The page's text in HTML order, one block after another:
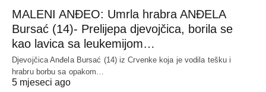
MALENI ANĐEO: Umrla hrabra ANĐELA
Bursać (14)- Prelijepa djevojčica, borila se
kao lavica sa leukemijom…
Djevojčica Anđela Bursać (14) iz Crvenke koja je vodila tešku i
hrabru borbu sa opakom…
5 mjeseci ago